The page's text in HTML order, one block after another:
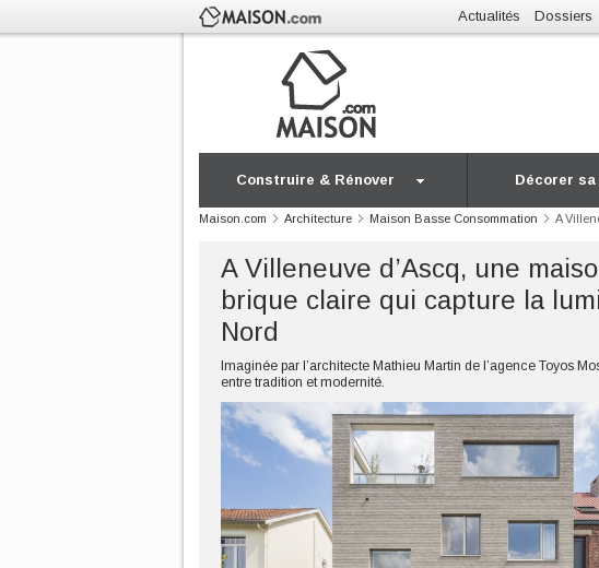
Actualités Dossiers
Construire & Rénover Décorer sa
Maison.com Architecture Maison Basse Consommation A
A Villeneuve d’Ascq, une
brique claire qui capture la
Nord
Imaginée par l’architecte Mathieu Martin de l’agence Toyos
entre tradition et modernité.